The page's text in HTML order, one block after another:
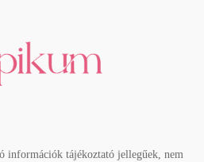
információk tájékoztató jellegűek, nem